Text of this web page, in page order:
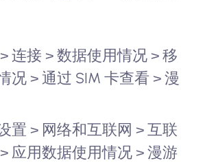
> 连接 > 数据使用情况 > 移
况 > 通过 SIM 卡查看 > 漫
置 > 网络和互联网 > 互联
应用数据使用情况 > 漫游